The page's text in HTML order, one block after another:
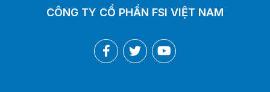
CÔNG TY CỔ PHẦN FSI VIỆT NAM